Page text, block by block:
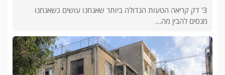
3' דק קריאה הטעות הגדולה ביותר שאנחנו עושים כשאנחנו
מנסים להבין מה...